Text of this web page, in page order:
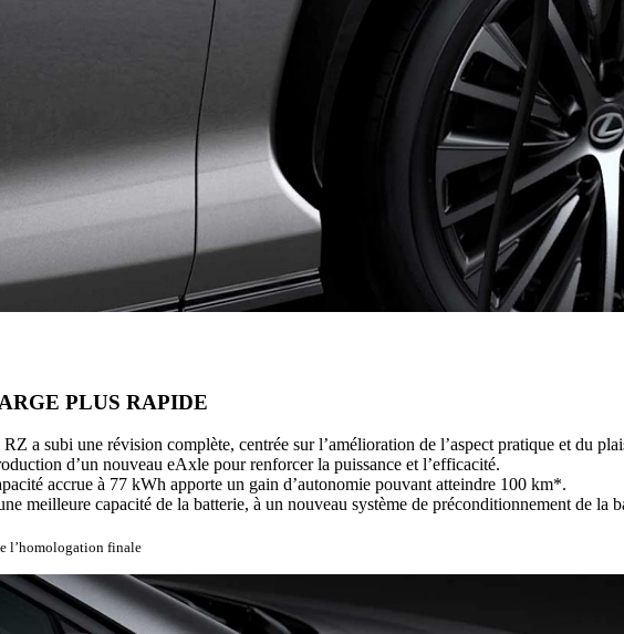
PLUS RAPIDE
a subi une révision complète, centrée sur l’amélioration de l’aspect pratique et du
d’un nouveau eAxle pour renforcer la puissance et l’efficacité.
accrue à 77 kWh apporte un gain d’autonomie pouvant atteindre 100 km*.
meilleure capacité de la batterie, à un nouveau système de préconditionnement de la
l’homologation finale